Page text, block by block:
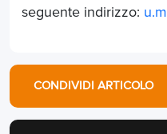
seguente indirizzo:
CONDIVIDI ARTICOLO